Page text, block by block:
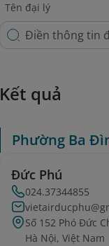
Tên đại lý
Kết quả
Phường Ba
Đức Phú
024.37344855
Số 152 Phó Đức
Hà Nội, Việt Nam